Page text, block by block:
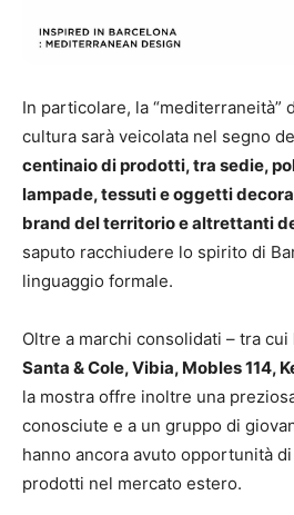
In particolare, la “mediterraneità”
cultura sarà veicolata nel segno
centinaio di prodotti, tra sedie,
lampade, tessuti e oggetti
brand del territorio e altrettanti
saputo racchiudere lo spirito di
linguaggio formale.
Oltre a marchi consolidati – tra cui
Santa & Cole, Vibia, Mobles 114,
la mostra offre inoltre una
conosciute e a un gruppo di
hanno ancora avuto opportunità
prodotti nel mercato estero.